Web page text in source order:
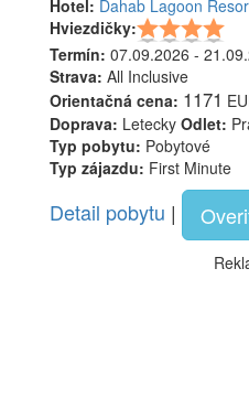
Hotel: Dahab Lagoon
Hviezdičky:
Termín: 07.09.2026 -
Strava: All Inclusive
Orientačná cena: 1171
Doprava: Letecky Odlet:
Typ pobytu: Pobytové
Typ zájazdu: First Minute
Detail pobytu |